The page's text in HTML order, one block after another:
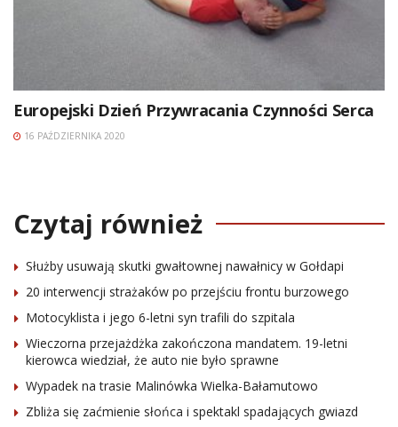
Europejski Dzień Przywracania Czynności Serca
16 PAŹDZIERNIKA 2020
Czytaj również
Służby usuwają skutki gwałtownej nawałnicy w Gołdapi
20 interwencji strażaków po przejściu frontu burzowego
Motocyklista i jego 6-letni syn trafili do szpitala
Wieczorna przejażdżka zakończona mandatem. 19-letni
kierowca wiedział, że auto nie było sprawne
Wypadek na trasie Malinówka Wielka-Bałamutowo
Zbliża się zaćmienie słońca i spektakl spadających gwiazd